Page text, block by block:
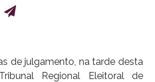
de julgamento, na tarde desta
Regional Eleitoral de